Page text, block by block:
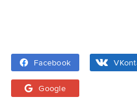
Facebook
Google